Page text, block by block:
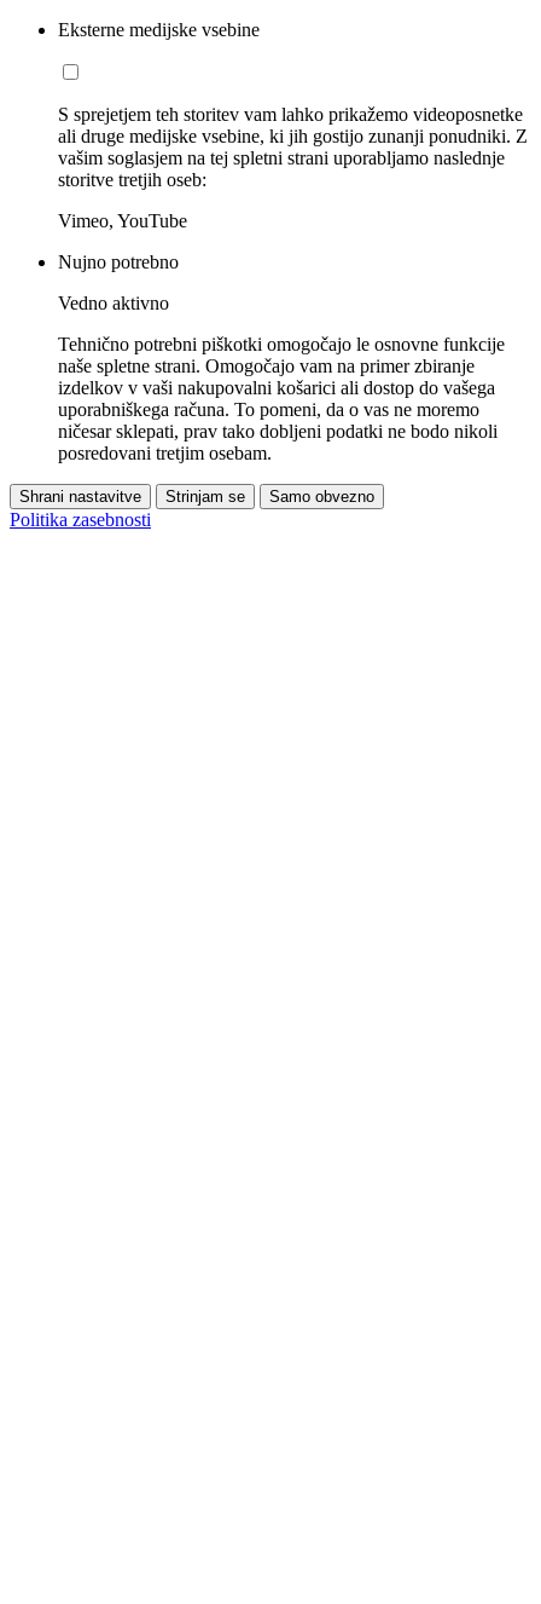
Eksterne medijske vsebine
S sprejetjem teh storitev vam lahko prikažemo videoposnetke
ali druge medijske vsebine, ki jih gostijo zunanji ponudniki. Z
vašim soglasjem na tej spletni strani uporabljamo naslednje
storitve tretjih oseb:
Vimeo, YouTube
Nujno potrebno
Vedno aktivno
Tehnično potrebni piškotki omogočajo le osnovne funkcije
naše spletne strani. Omogočajo vam na primer zbiranje
izdelkov v vaši nakupovalni košarici ali dostop do vašega
uporabniškega računa. To pomeni, da o vas ne moremo
ničesar sklepati, prav tako dobljeni podatki ne bodo nikoli
posredovani tretjim osebam.
Shrani nastavitve Strinjam se Samo obvezno
Politika zasebnosti